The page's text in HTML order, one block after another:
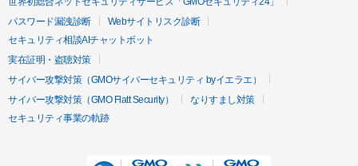
パスワード漏洩診断
Webサイトリスク診断
セキュリティ相談AIチャットボット
実在証明・盗聴対策
サイバー攻撃対策（GMOサイバーセキュリティ byイエラエ）
サイバー攻撃対策（GMO Flatt Security）
なりすまし対策
セキュリティ事業の軌跡